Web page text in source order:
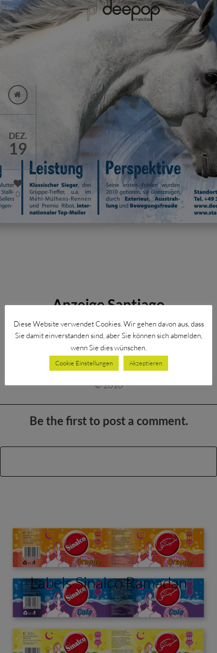
DEZ.
19
0
Anzeige Santiago
Anzeigengestaltung für den Deckhengst
“Santiago”
in dem Magazin Sportwelt
Kunde: Dequia-Media
© 2010
Be the first to post a comment.
Labels Sinalco Ramadan
Diese Website verwendet Cookies. Wir gehen davon aus, dass
Sie damit einverstanden sind, aber Sie können sich abmelden,
wenn Sie dies wünschen.
Cookie Einstellungen Akzeptieren